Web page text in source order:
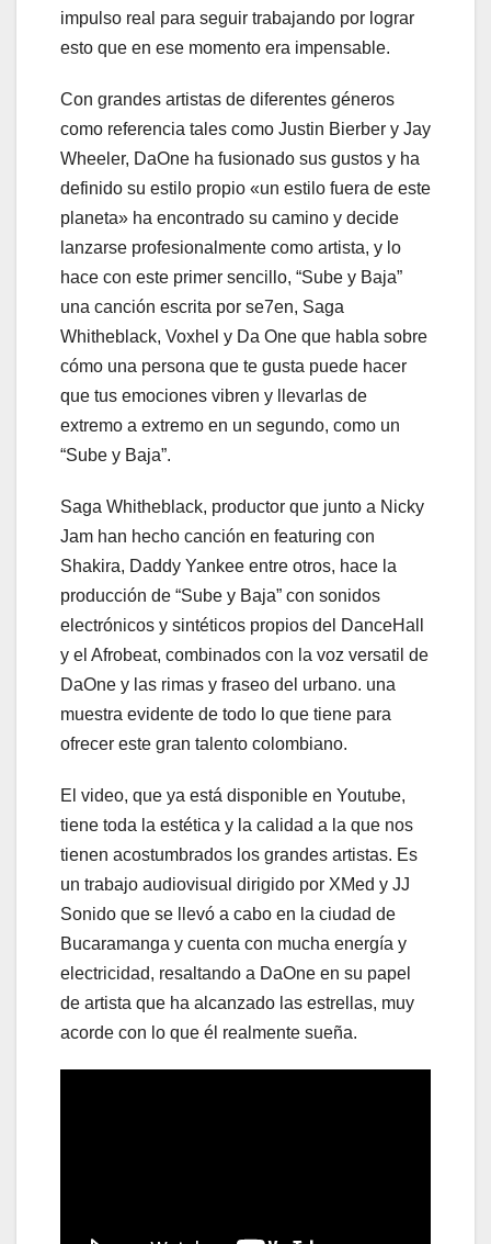
impulso real para seguir trabajando por lograr
esto que en ese momento era impensable.
Con grandes artistas de diferentes géneros
como referencia tales como Justin Bierber y Jay
Wheeler, DaOne ha fusionado sus gustos y ha
definido su estilo propio «un estilo fuera de este
planeta» ha encontrado su camino y decide
lanzarse profesionalmente como artista, y lo
hace con este primer sencillo, “Sube y Baja”
una canción escrita por se7en, Saga
Whitheblack, Voxhel y Da One que habla sobre
cómo una persona que te gusta puede hacer
que tus emociones vibren y llevarlas de
extremo a extremo en un segundo, como un
“Sube y Baja”.
Saga Whitheblack, productor que junto a Nicky
Jam han hecho canción en featuring con
Shakira, Daddy Yankee entre otros, hace la
producción de “Sube y Baja” con sonidos
electrónicos y sintéticos propios del DanceHall
y el Afrobeat, combinados con la voz versatil de
DaOne y las rimas y fraseo del urbano. una
muestra evidente de todo lo que tiene para
ofrecer este gran talento colombiano.
El video, que ya está disponible en Youtube,
tiene toda la estética y la calidad a la que nos
tienen acostumbrados los grandes artistas. Es
un trabajo audiovisual dirigido por XMed y JJ
Sonido que se llevó a cabo en la ciudad de
Bucaramanga y cuenta con mucha energía y
electricidad, resaltando a DaOne en su papel
de artista que ha alcanzado las estrellas, muy
acorde con lo que él realmente sueña.